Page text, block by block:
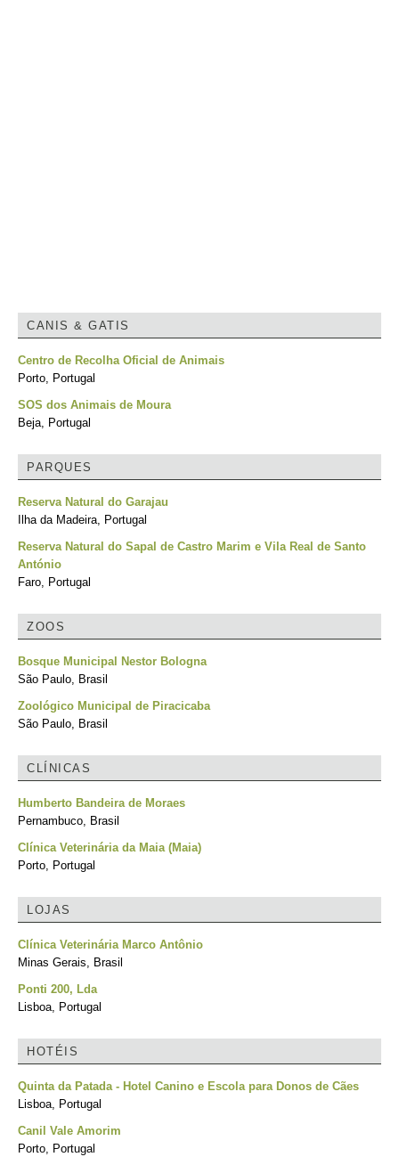
CANIS & GATIS
Centro de Recolha Oficial de Animais
Porto, Portugal
SOS dos Animais de Moura
Beja, Portugal
PARQUES
Reserva Natural do Garajau
Ilha da Madeira, Portugal
Reserva Natural do Sapal de Castro Marim e Vila Real de Santo
António
Faro, Portugal
ZOOS
Bosque Municipal Nestor Bologna
São Paulo, Brasil
Zoológico Municipal de Piracicaba
São Paulo, Brasil
CLÍNICAS
Humberto Bandeira de Moraes
Pernambuco, Brasil
Clínica Veterinária da Maia (Maia)
Porto, Portugal
LOJAS
Clínica Veterinária Marco Antônio
Minas Gerais, Brasil
Ponti 200, Lda
Lisboa, Portugal
HOTÉIS
Quinta da Patada - Hotel Canino e Escola para Donos de Cães
Lisboa, Portugal
Canil Vale Amorim
Porto, Portugal